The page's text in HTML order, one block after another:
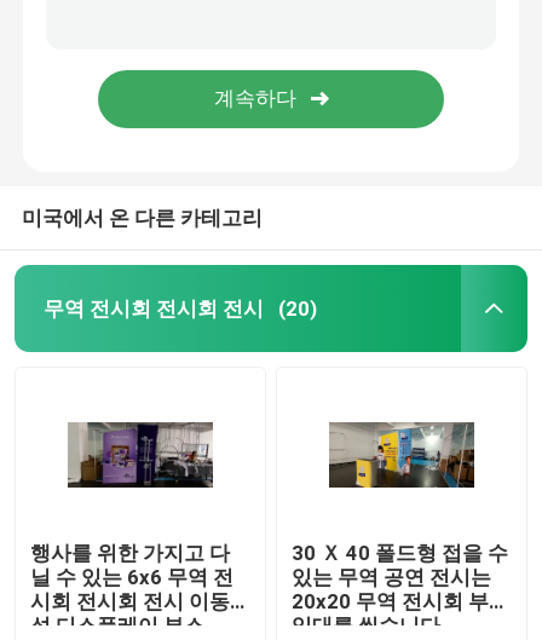
Trade Show Hanging Banner
거래는 배너 스탠드를 보여줍니다
주요한 표시대
가지고 다닐 수 있는 접수 데스크
미국에서 온 다른 카테고리
무역 전시회 전시회 전시 (20)
행사를 위한 가지고 다
닐 수 있는 6x6 무역 전
시회 전시회 전시 이동
성 디스플레이 부스
30 Ｘ 40 폴드형 접을 수
있는 무역 공연 전시는
20x20 무역 전시회 부스
임대를 씹습니다